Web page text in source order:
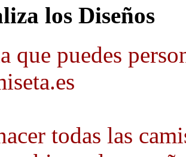
los Diseños
que puedes
todas las